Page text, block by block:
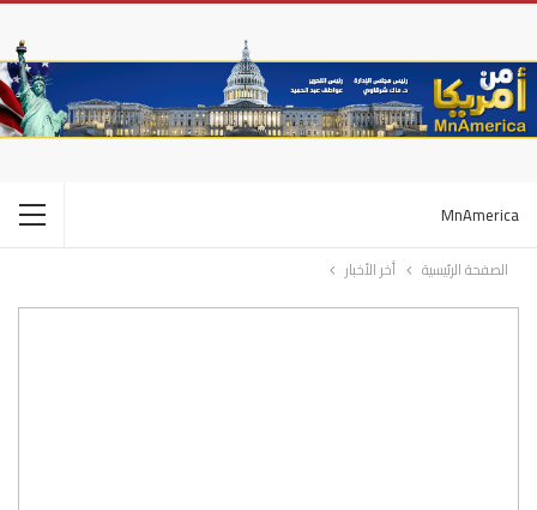
MnAmerica
الصفحة الرئيسية أخر الأخبار